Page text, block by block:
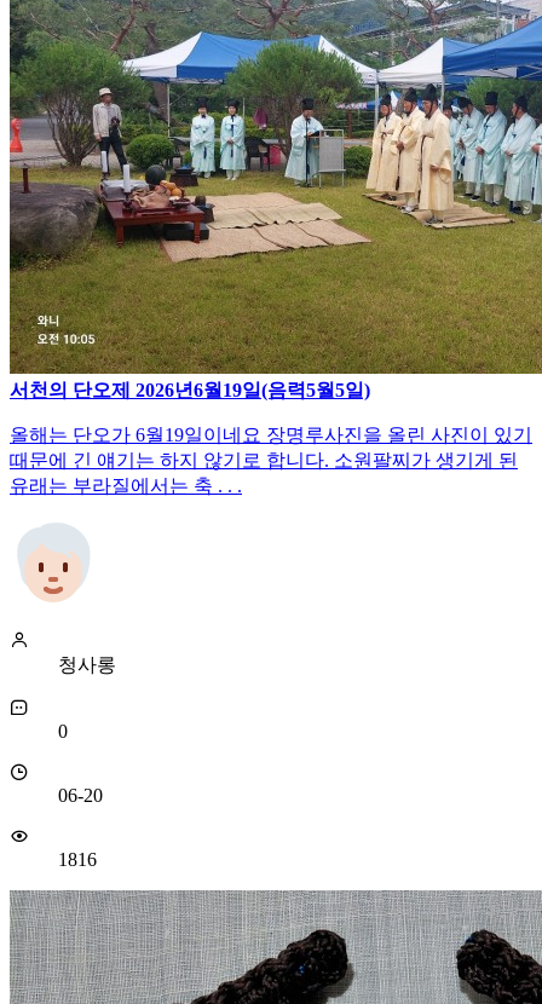
서천의 단오제 2026년6월19일(음력5월5일)
올해는 단오가 6월19일이네요 장명루사진을 올린 사진이 있기
때문에 긴 얘기는 하지 않기로 합니다. 소원팔찌가 생기게 된
유래는 부라질에서는 축 . . .
청사롱
0
06-20
1816